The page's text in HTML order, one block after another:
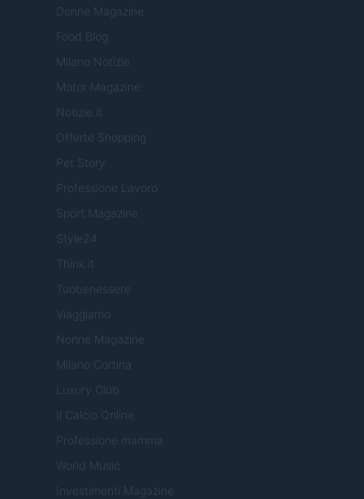
Donne Magazine
Food Blog
Milano Notizie
Motor Magazine
Notizie.it
Offerte Shopping
Pet Story
Professione Lavoro
Sport Magazine
Style24
Think.it
Tuobenessere
Viaggiamo
Nonne Magazine
Milano Cortina
Luxury Club
Il Calcio Online
Professione mamma
World Music
Investimenti Magazine